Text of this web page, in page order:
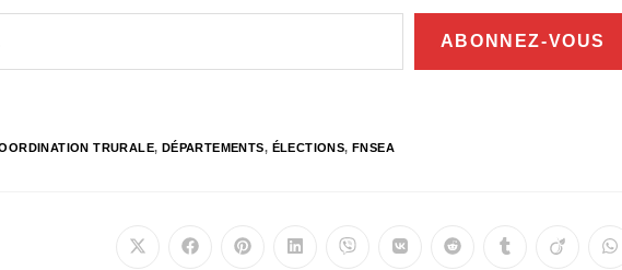
ABONNEZ-VOUS
TRURALE, DÉPARTEMENTS, ÉLECTIONS, FNSEA
Ouvrir
Ouvrir
Ouvrir
Ouvrir
Ouvrir
Ouvrir
Ouvrir
Ouvrir
Ouvrir